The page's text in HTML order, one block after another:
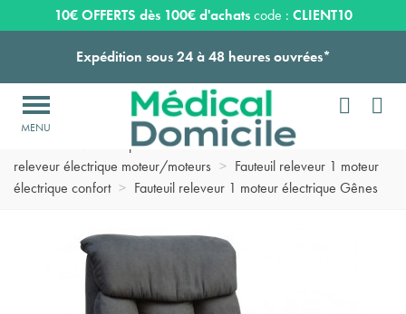
Matériel pour chambre de malade domicile
releveur électrique moteur/moteurs > Fauteuil releveur 1 moteur
électrique confort > Fauteuil releveur 1 moteur électrique Gênes
10€ OFFERTS dès 100€ d'achatscode : CLIENT10
Expédition sous 24 à 48 heures ouvrées*
Livraison OFFERTE dès 159€ d'achats !
Payez en 3 ou 4 fois SANS FRAIS à partir de 100€

